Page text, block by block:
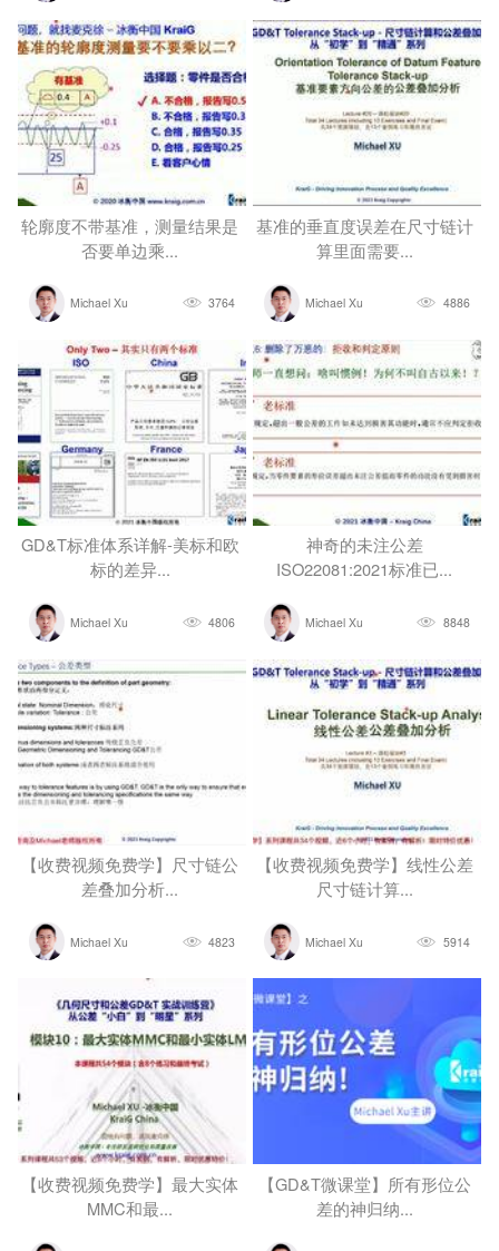
轮廓度不带基准，测量结果是
否要单边乘...
Michael Xu 3764
基准的垂直度误差在尺寸链计
算里面需要...
Michael Xu 4886
GD&T标准体系详解-美标和欧
标的差异...
Michael Xu 4806
神奇的未注公差
ISO22081:2021标准已...
Michael Xu 8848
【收费视频免费学】尺寸链公
差叠加分析...
Michael Xu 4823
【收费视频免费学】线性公差
尺寸链计算...
Michael Xu 5914
【收费视频免费学】最大实体
MMC和最...
【GD&T微课堂】所有形位公
差的神归纳...